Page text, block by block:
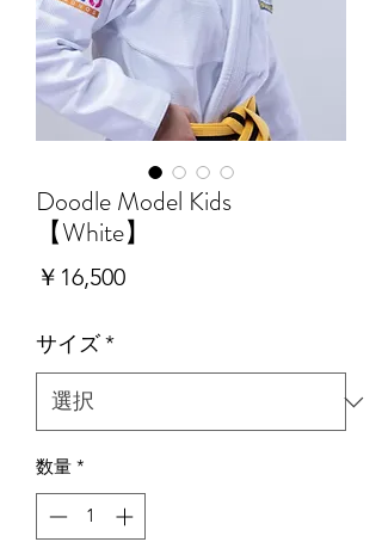
Doodle Model Kids
【White】
￥16,500価
サイズ*
数量 *